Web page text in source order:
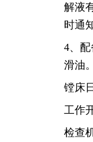
解液
时通
4、
滑油。
镗床
工作
检查